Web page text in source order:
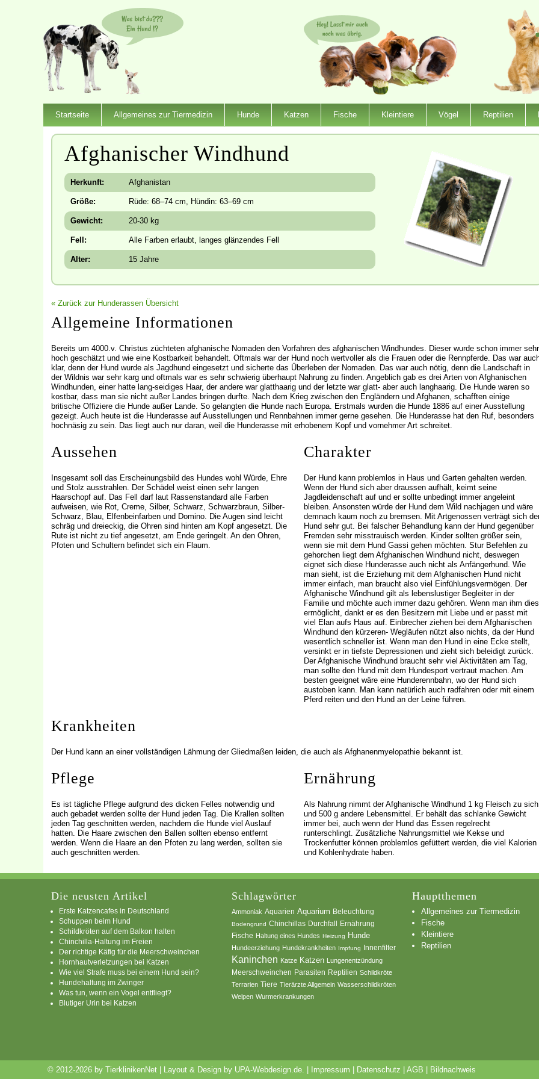
Startseite Allgemeines zur Tiermedizin Hunde Katzen Fische Kleintiere Vögel Reptilien
Afghanischer Windhund
Herkunft: Afghanistan
Größe: Rüde: 68–74 cm, Hündin: 63–69 cm
Gewicht: 20-30 kg
Fell: Alle Farben erlaubt, langes glänzendes Fell
Alter: 15 Jahre
« Zurück zur Hunderassen Übersicht
Allgemeine Informationen
Bereits um 4000.v. Christus züchteten afghanische Nomaden den Vorfahren des afghanischen Windhundes. Dieser wurde schon immer sehr
hoch geschätzt und wie eine Kostbarkeit behandelt. Oftmals war der Hund noch wertvoller als die Frauen oder die Rennpferde. Das war
klar, denn der Hund wurde als Jagdhund eingesetzt und sicherte das Überleben der Nomaden. Das war auch nötig, denn die Landschaft in
der Wildnis war sehr karg und oftmals war es sehr schwierig überhaupt Nahrung zu finden. Angeblich gab es drei Arten von Afghanischen
Windhunden, einer hatte lang-seidiges Haar, der andere war glatthaarig und der letzte war glatt- aber auch langhaarig. Die Hunde waren so
kostbar, dass man sie nicht außer Landes bringen durfte. Nach dem Krieg zwischen den Engländern und Afghanen, schafften einige
britische Offiziere die Hunde außer Lande. So gelangten die Hunde nach Europa. Erstmals wurden die Hunde 1886 auf einer Ausstellung
gezeigt. Auch heute ist die Hunderasse auf Ausstellungen und Rennbahnen immer gerne gesehen. Die Hunderasse hat den Ruf, besonders
hochnäsig zu sein. Das liegt auch nur daran, weil die Hunderasse mit erhobenem Kopf und vornehmer Art schreitet.
Aussehen
Insgesamt soll das Erscheinungsbild des Hundes wohl Würde, Ehre
und Stolz ausstrahlen. Der Schädel weist einen sehr langen
Haarschopf auf. Das Fell darf laut Rassenstandard alle Farben
aufweisen, wie Rot, Creme, Silber, Schwarz, Schwarzbraun, Silber-
Schwarz, Blau, Elfenbeinfarben und Domino. Die Augen sind leicht
schräg und dreieckig, die Ohren sind hinten am Kopf angesetzt. Die
Rute ist nicht zu tief angesetzt, am Ende geringelt. An den Ohren,
Pfoten und Schultern befindet sich ein Flaum.
Charakter
Der Hund kann problemlos in Haus und Garten gehalten werden.
Wenn der Hund sich aber draussen aufhält, keimt seine
Jagdleidenschaft auf und er sollte unbedingt immer angeleint
bleiben. Ansonsten würde der Hund dem Wild nachjagen und wäre
demnach kaum noch zu bremsen. Mit Artgenossen verträgt sich
Hund sehr gut. Bei falscher Behandlung kann der Hund gegenüber
Fremden sehr misstrauisch werden. Kinder sollten größer sein,
wenn sie mit dem Hund Gassi gehen möchten. Stur Befehlen zu
gehorchen liegt dem Afghanischen Windhund nicht, deswegen
eignet sich diese Hunderasse auch nicht als Anfängerhund. Wie
man sieht, ist die Erziehung mit dem Afghanischen Hund nicht
immer einfach, man braucht also viel Einfühlungsvermögen. Der
Afghanische Windhund gilt als lebenslustiger Begleiter in der
Familie und möchte auch immer dazu gehören. Wenn man ihm dies
ermöglicht, dankt er es den Besitzern mit Liebe und er passt mit
viel Elan aufs Haus auf. Einbrecher ziehen bei dem Afghanischen
Windhund den kürzeren- Wegläufen nützt also nichts, da der Hund
wesentlich schneller ist. Wenn man den Hund in eine Ecke stellt,
versinkt er in tiefste Depressionen und zieht sich beleidigt zurück.
Der Afghanische Windhund braucht sehr viel Aktivitäten am Tag,
man sollte den Hund mit dem Hundesport vertraut machen. Am
besten geeignet wäre eine Hunderennbahn, wo der Hund sich
austoben kann. Man kann natürlich auch radfahren oder mit einem
Pferd reiten und den Hund an der Leine führen.
Krankheiten
Der Hund kann an einer vollständigen Lähmung der Gliedmaßen leiden, die auch als Afghanenmyelopathie bekannt ist.
Pflege
Es ist tägliche Pflege aufgrund des dicken Felles notwendig und
auch gebadet werden sollte der Hund jeden Tag. Die Krallen sollten
jeden Tag geschnitten werden, nachdem die Hunde viel Auslauf
hatten. Die Haare zwischen den Ballen sollten ebenso entfernt
werden. Wenn die Haare an den Pfoten zu lang werden, sollten sie
auch geschnitten werden.
Ernährung
Als Nahrung nimmt der Afghanische Windhund 1 kg Fleisch zu sich
und 500 g andere Lebensmittel. Er behält das schlanke Gewicht
immer bei, auch wenn der Hund das Essen regelrecht
runterschlingt. Zusätzliche Nahrungsmittel wie Kekse und
Trockenfutter können problemlos gefüttert werden, die viel Kalorien
und Kohlenhydrate haben.
Die neusten Artikel
Erste Katzencafes in Deutschland
Schuppen beim Hund
Schildkröten auf dem Balkon halten
Chinchilla-Haltung im Freien
Der richtige Käfig für die Meerschweinchen
Hornhautverletzungen bei Katzen
Wie viel Strafe muss bei einem Hund sein?
Hundehaltung im Zwinger
Was tun, wenn ein Vogel entfliegt?
Blutiger Urin bei Katzen
Schlagwörter
Ammoniak Aquarien Aquarium Beleuchtung
Bodengrund Chinchillas Durchfall Ernährung
Fische Haltung eines Hundes Heizung Hunde
Hundeerziehung Hundekrankheiten Impfung Innenfilter
Kaninchen Katze Katzen Lungenentzündung
Meerschweinchen Parasiten Reptilien Schildkröte
Terrarien Tiere Tierärzte Allgemein Wasserschildkröten
Welpen Wurmerkrankungen
Hauptthemen
Allgemeines zur Tiermedizin
Fische
Kleintiere
Reptilien
© 2012-2026 by TierklinikenNet | Layout & Design by UPA-Webdesign.de. Impressum Datenschutz AGB Bildnachweis